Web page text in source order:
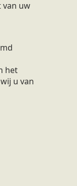
van uw
het
u van